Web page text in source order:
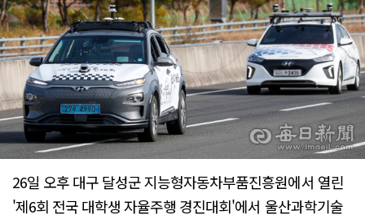
26일 오후 대구 달성군 지능형자동차부품진흥원에서 열린
'제6회 전국 대학생 자율주행 경진대회'에서 울산과학기술